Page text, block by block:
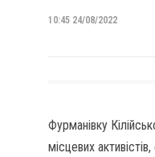
10:45 24/08/2022
Фурманівку
місцевих